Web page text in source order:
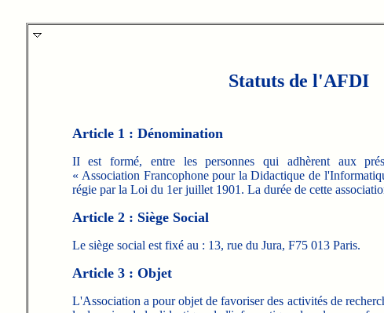
Statuts de l'AFDI
Article 1 : Dénomination
II est formé, entre les personnes qui adhèrent aux
« Association Francophone pour la Didactique de
régie par la Loi du 1er juillet 1901. La durée de cette
Article 2 : Siège Social
Le siège social est fixé au : 13, rue du Jura, F75 013 Paris.
Article 3 : Objet
L'Association a pour objet de favoriser des activités de